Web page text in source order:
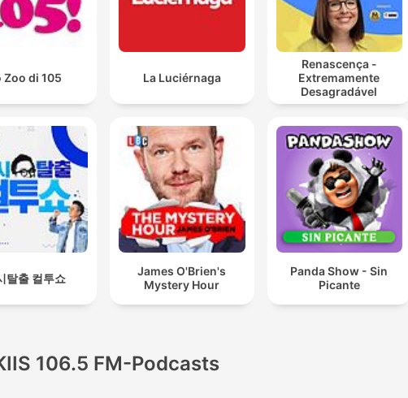
Zoo di 105 La Luciérnaga
Renascença -
Extremamente
Desagradável
탈출 컬투쇼
James O'Brien's
Mystery Hour
Panda Show - Sin
Picante
106.5 FM-Podcasts